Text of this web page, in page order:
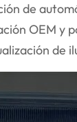
de
OEM y
de